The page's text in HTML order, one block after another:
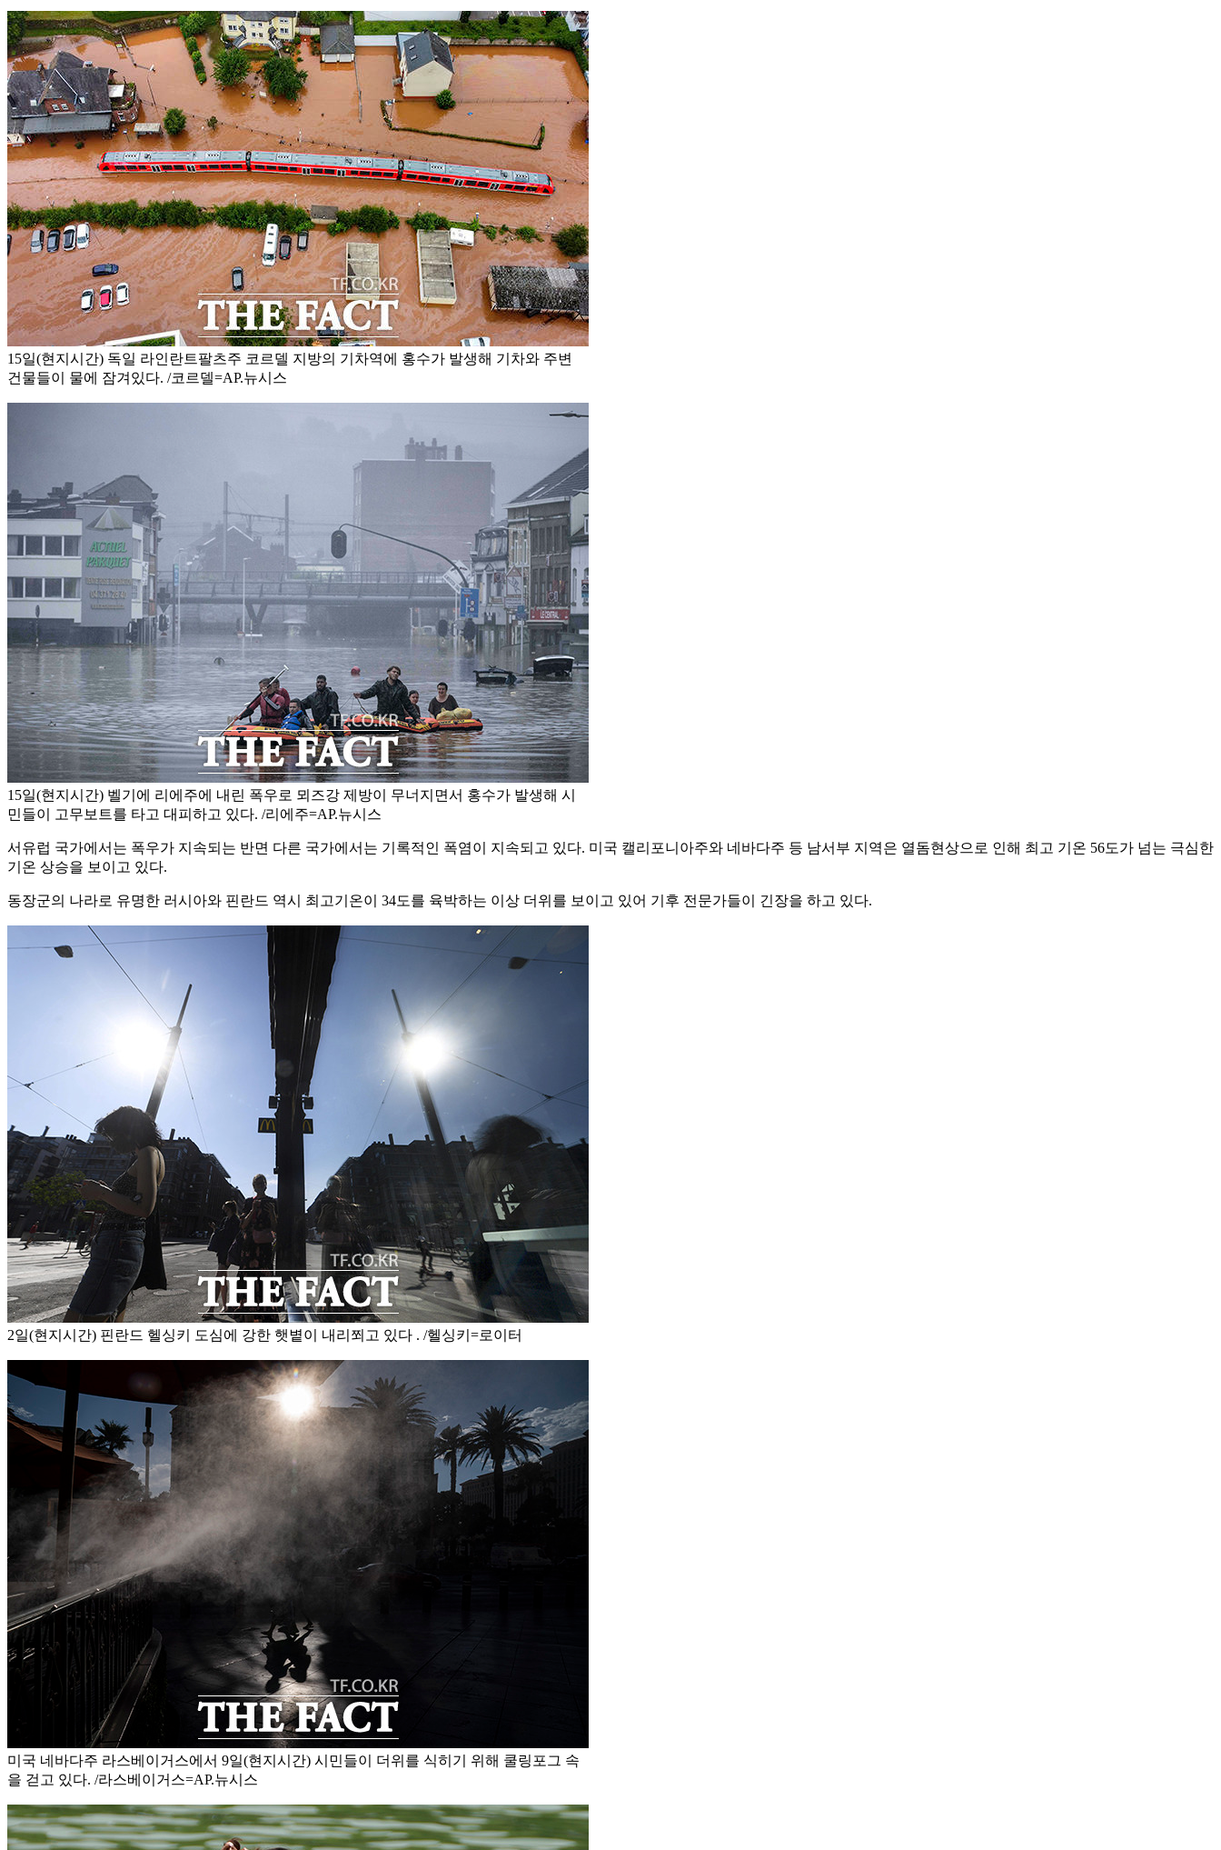
15일(현지시간) 독일 라인란트팔츠주 코르델 지방의 기차역에 홍수가 발생해 기차와 주변
건물들이 물에 잠겨있다. /코르델=AP.뉴시스
15일(현지시간) 벨기에 리에주에 내린 폭우로 뫼즈강 제방이 무너지면서 홍수가 발생해 시
민들이 고무보트를 타고 대피하고 있다. /리에주=AP.뉴시스
서유럽 국가에서는 폭우가 지속되는 반면 다른 국가에서는 기록적인 폭염이 지속되고 있다. 미국 캘리포니아주와 네바다주 등 남서부 지역은 열돔현상으로 인해 최고 기온 56도가 넘는 극심한
기온 상승을 보이고 있다.
동장군의 나라로 유명한 러시아와 핀란드 역시 최고기온이 34도를 육박하는 이상 더위를 보이고 있어 기후 전문가들이 긴장을 하고 있다.
2일(현지시간) 핀란드 헬싱키 도심에 강한 햇볕이 내리쬐고 있다 . /헬싱키=로이터
미국 네바다주 라스베이거스에서 9일(현지시간) 시민들이 더위를 식히기 위해 쿨링포그 속
을 걷고 있다. /라스베이거스=AP.뉴시스